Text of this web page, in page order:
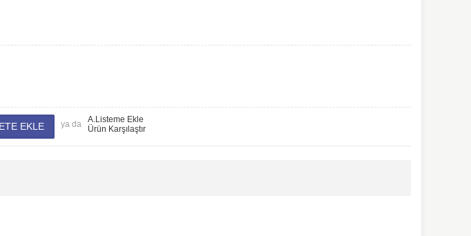
ya da A.Listeme Ekle
Ürün Karşılaştır